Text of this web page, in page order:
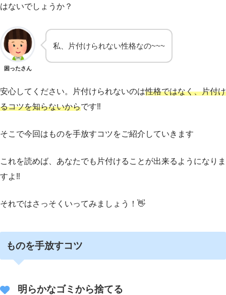
はないでしょうか？
困ったさん
私、片付けられない性格なの~~~
安心してください。片付けられないのは性格ではなく、片付け
るコツを知らないからです‼️
そこで今回はものを手放すコツをご紹介していきます
これを読めば、あなたでも片付けることが出来るようになりま
すよ‼️
それではさっそくいってみましょう！👋
ものを手放すコツ
明らかなゴミから捨てる